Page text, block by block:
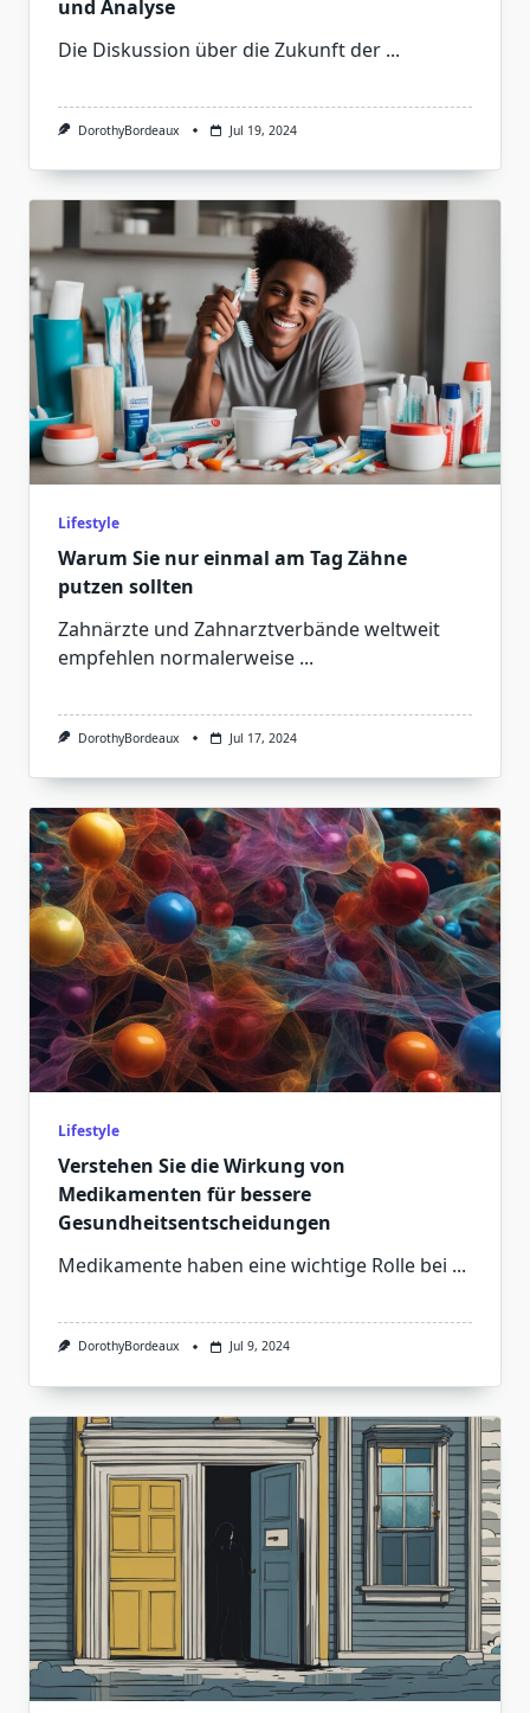
und Analyse
Die Diskussion über die Zukunft der ...
DorothyBordeaux Jul 19, 2024
Lifestyle
Warum Sie nur einmal am Tag Zähne
putzen sollten
Zahnärzte und Zahnarztverbände weltweit
empfehlen normalerweise ...
DorothyBordeaux Jul 17, 2024
Lifestyle
Verstehen Sie die Wirkung von
Medikamenten für bessere
Gesundheitsentscheidungen
Medikamente haben eine wichtige Rolle bei ...
DorothyBordeaux Jul 9, 2024